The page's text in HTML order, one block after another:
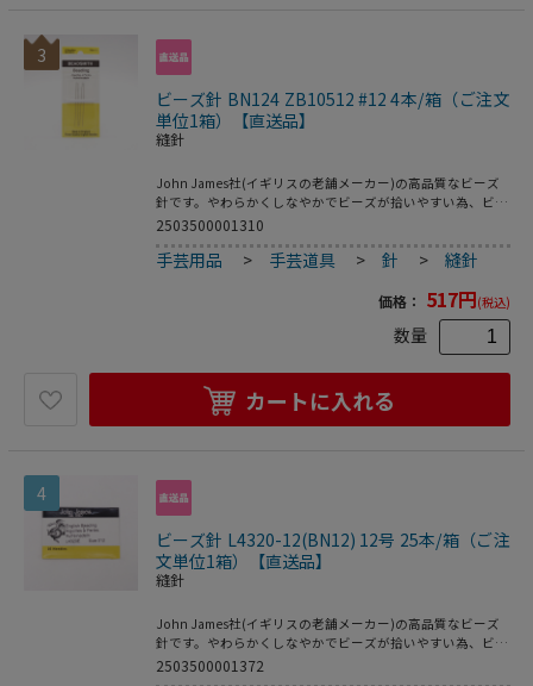
3
ビーズ針 BN124 ZB10512 #12 4本/箱（ご注文
単位1箱）【直送品】
縫針
John James社(イギリスの老舗メーカー)の高品質なビーズ
針です。やわらかくしなやかでビーズが拾いやすい為、ビー
ズアクセサリー作家さんに人気です。 サイズ全長 約
すめです。入数4本ご注意ください※John James社のビーズ
っていますが、 曲がったままになることがございます。(曲
がった状態の方がビーズを通しやすい場合もございます)ま
た、無理にビーズに通そうとすると折れる場合がございま
す。※海外製品の為、製造時に発生する汚れが付着していた
り、細かな傷がある場合がございます。※為替の変動等に伴
い価格を変更させていただく場合がございます。※パッケー
ジが変更する場合がございます。使用用途ビーズステッチ、
ビーズ刺繍、ビーズ編み、ビーズモチーフ製作などビーズワ
2503500001310
手芸用品 > 手芸道具 >針 >縫針
価格： 517円(税込)
数量
カートに入れる
4
ビーズ針 L4320-12(BN12) 12号 25本/箱（ご注
文単位1箱）【直送品】
縫針
John James社(イギリスの老舗メーカー)の高品質なビーズ
針です。やわらかくしなやかでビーズが拾いやすい為、ビー
ズアクセサリー作家さんに人気です。サイズ 全長 約
2503500001372